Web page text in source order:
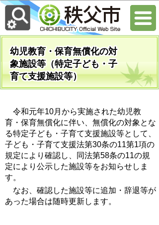
幼児教育・保育無償化の対
象施設等（特定子ども・子
育て支援施設等）
令和元年10月から実施された幼児教
育・保育無償化に伴い、無償化の対象とな
る特定子ども・子育て支援施設等として、
子ども・子育て支援法第30条の11第1項の
規定により確認し、同法第58条の11の規
定により公示した施設等をお知らせしま
す。
なお、確認した施設等に追加・辞退等が
あった場合は随時更新します。